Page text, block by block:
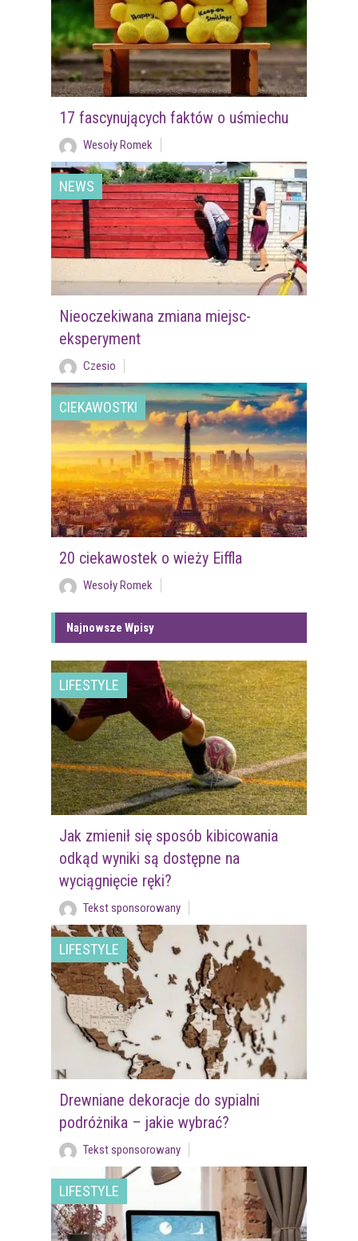
17 fascynujących faktów o uśmiechu
Wesoły Romek
NEWS
Nieoczekiwana zmiana miejsc-
eksperyment
Czesio
CIEKAWOSTKI
20 ciekawostek o wieży Eiffla
Wesoły Romek
Najnowsze Wpisy
LIFESTYLE
Jak zmienił się sposób kibicowania
odkąd wyniki są dostępne na
wyciągnięcie ręki?
Tekst sponsorowany
LIFESTYLE
Drewniane dekoracje do sypialni
podróżnika – jakie wybrać?
Tekst sponsorowany
LIFESTYLE